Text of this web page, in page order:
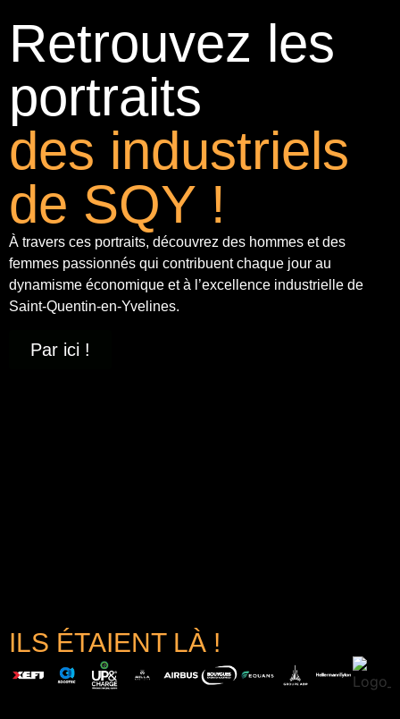
Retrouvez les
portraits
des industriels
de SQY !
À travers ces portraits, découvrez des hommes et des
femmes passionnés qui contribuent chaque jour au
dynamisme économique et à l’excellence industrielle de
Saint-Quentin-en-Yvelines.
Par ici !
ILS ÉTAIENT LÀ !